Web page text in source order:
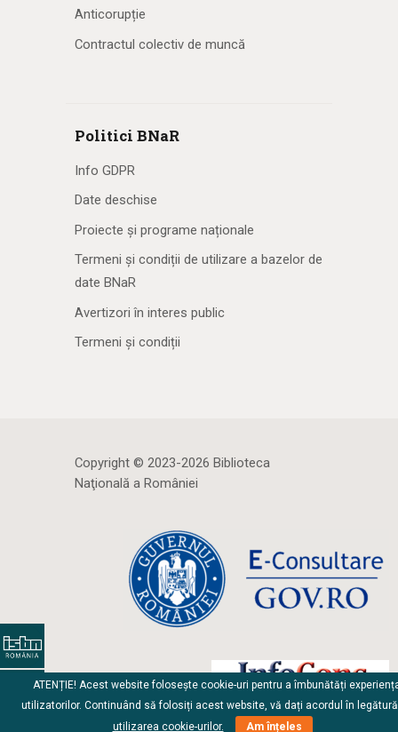
Anticorupție
Contractul colectiv de muncă
Politici BNaR
Info GDPR
Date deschise
Proiecte și programe naționale
Termeni și condiții de utilizare a bazelor de
date BNaR
Avertizori în interes public
Termeni și condiții
Copyright © 2023-2026 Biblioteca
Naţională a României
ATENȚIE! Acest website folosește cookie-uri pentru a îmbunătăți
utilizatorilor. Continuând să folosiți acest website, vă dați acordul în
utilizarea cookie-urilor.
Am înțeles